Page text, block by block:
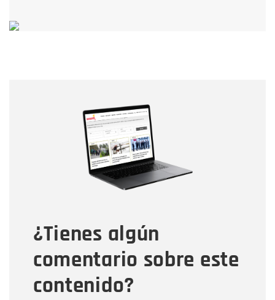
¿Tienes algún
comentario sobre este
contenido?
Correo electrónico
Tipo de comentario
Mensaje